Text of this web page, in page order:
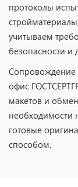
протоколы
учитываем
безопасности и
Сопровождение
офис
макетов и
необходимости
готовые
способом.